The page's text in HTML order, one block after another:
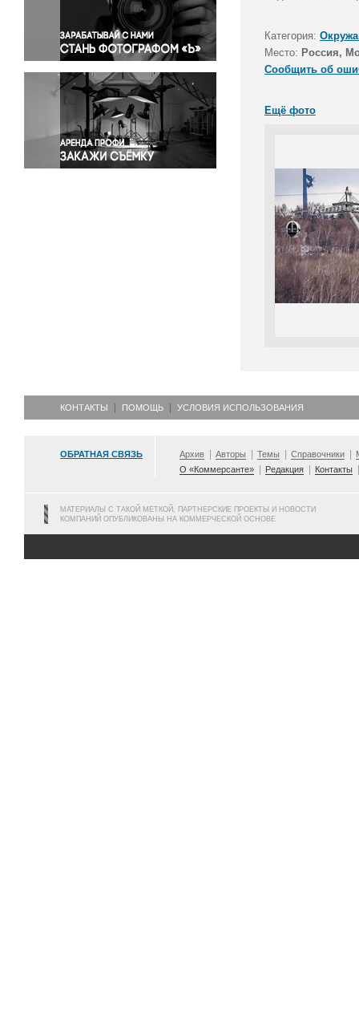
Правосудие
Происшествия и конфликты
Религия
Светская жизнь
Спорт
Экология
Экономика и бизнес
Категория:
Место: Россия,
Сообщить об
Ещё фото
КОНТАКТЫ ПОМОЩЬ УСЛОВИЯ ИСПОЛЬЗОВАНИЯ
ОБРАТНАЯ СВЯЗЬ Архив Авторы Темы Справочники
О «Коммерсанте»
Редакция Контакты
МАТЕРИАЛЫ С ТАКОЙ МЕТКОЙ, ПАРТНЕРСКИЕ ПРОЕКТЫ И НОВОСТИ
КОМПАНИЙ ОПУБЛИКОВАНЫ НА КОММЕРЧЕСКОЙ ОСНОВЕ